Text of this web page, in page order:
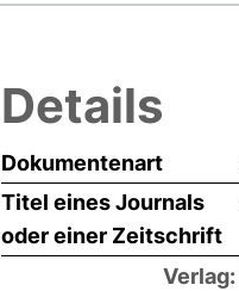
Details
Dokumentenart
Titel eines Journals
oder einer Zeitschrift
Verlag: